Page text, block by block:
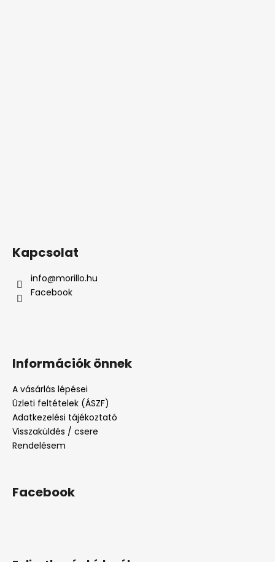
Kapcsolat
info@morillo.hu
Facebook
Információk önnek
A vásárlás lépései
Üzleti feltételek (ÁSZF)
Adatkezelési tájékoztató
Visszaküldés / csere
Rendelésem
Facebook